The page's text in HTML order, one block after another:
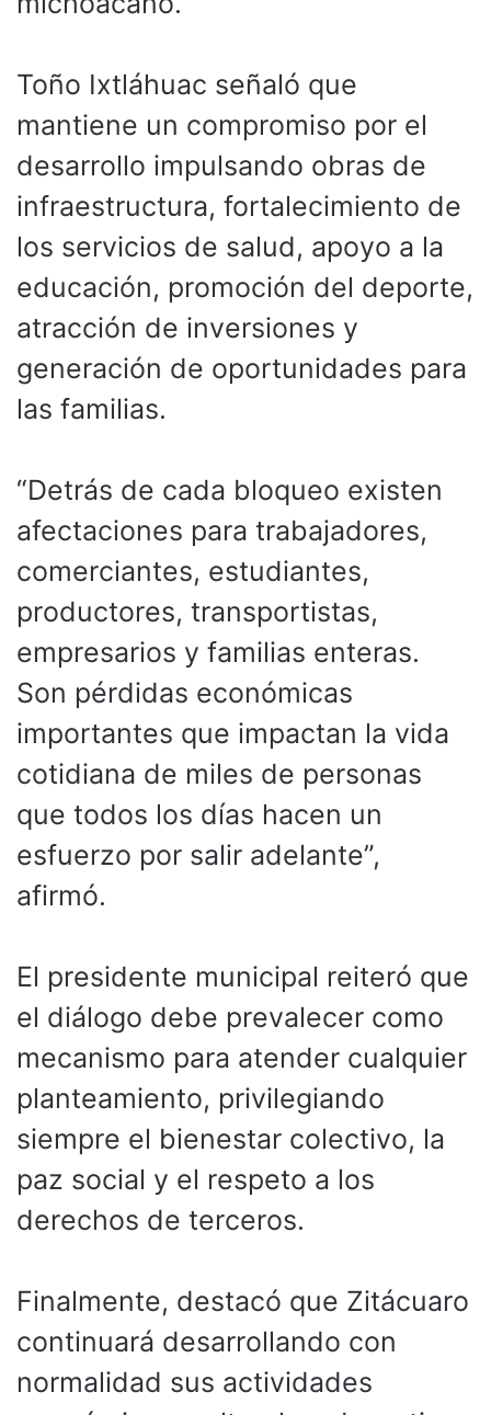
Toño Ixtláhuac señaló que
mantiene un compromiso por el
desarrollo impulsando obras de
infraestructura, fortalecimiento de
los servicios de salud, apoyo a la
educación, promoción del deporte,
atracción de inversiones y
generación de oportunidades para
las familias.
“Detrás de cada bloqueo existen
afectaciones para trabajadores,
comerciantes, estudiantes,
productores, transportistas,
empresarios y familias enteras.
Son pérdidas económicas
importantes que impactan la vida
cotidiana de miles de personas
que todos los días hacen un
esfuerzo por salir adelante”,
afirmó.
El presidente municipal reiteró que
el diálogo debe prevalecer como
mecanismo para atender cualquier
planteamiento, privilegiando
siempre el bienestar colectivo, la
paz social y el respeto a los
derechos de terceros.
Finalmente, destacó que Zitácuaro
continuará desarrollando con
normalidad sus actividades